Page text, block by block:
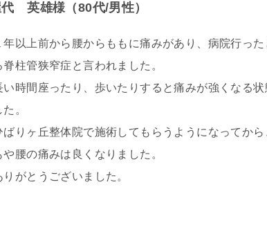
英雄様（80代/男性）
年以上前から腰からももに痛みがあり、病院行った
脊柱管狭窄症と言われました。
い時間座ったり、歩いたりすると痛みが強くなる状
。
ばりヶ丘整体院で施術してもらうようになってから
や腰の痛みは良くなりました。
りがとうございました。